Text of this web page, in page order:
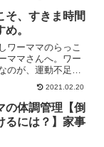
が、「自分でやっ
そ、すきま時間
。
ワーママのらっこ
ママさんへ。ワー
のが、運動不足じ
んてする暇あった
れ果てているし、
よく週2で運動し
2...
2021.02.20
の体調管理【倒
るには？】家事